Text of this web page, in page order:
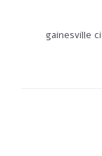
gainesville